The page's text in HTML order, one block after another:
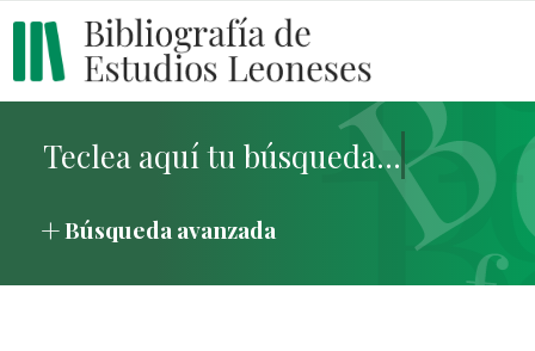
Búsqueda avanzada